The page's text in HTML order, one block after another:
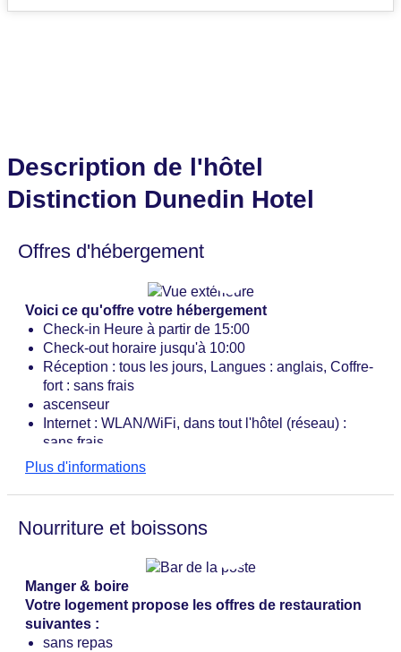
Description de l'hôtel
Distinction Dunedin Hotel
Offres d'hébergement
Voici ce qu'offre votre hébergement
Check-in Heure à partir de 15:00
Check-out horaire jusqu'à 10:00
Réception : tous les jours, Langues : anglais, Coffre-
fort : sans frais
ascenseur
Internet : WLAN/WiFi, dans tout l'hôtel (réseau) :
sans frais
Service de blanchisserie : payant
American Express, le dépôt d'une carte de crédit est
obligatoire lors du check-in
animaux domestiques non autorisés
Possibilité de parking : places de stationnement,
non couvert : contre paiement, Valet Parking: contre
paiement
Chambres : 121
Catégorie nationale : 4 étoiles
Plus d'informations
Nourriture et boissons
Manger & boire
Votre logement propose les offres de restauration
suivantes :
sans repas